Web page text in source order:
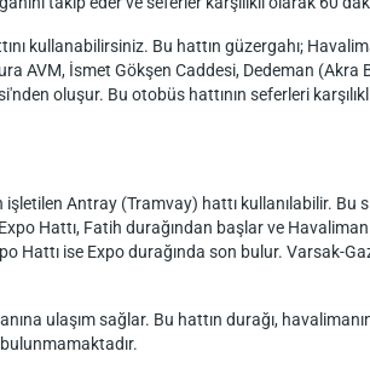
kullanabilirsiniz. Bu hattın güzergahı;
AVM, İsmet Gökşen Caddesi, Dedeman
oluşur. Bu otobüs hattının seferleri
Antray (Tramvay) hattı kullanılabilir. Bu
Hattı, Fatih durağından başlar ve
Hattı ise Expo durağında son bulur. Varsak-
ulaşım sağlar. Bu hattın durağı,